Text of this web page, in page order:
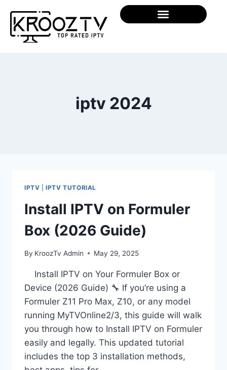
iptv 2024
IPTV |IPTV TUTORIAL
Install IPTV on Formuler
Box (2026 Guide)
By KroozTv Admin May 29, 2025
Install IPTV on Your Formuler Box or
Device (2026 Guide) 🔧 If you’re using a
Formuler Z11 Pro Max, Z10, or any model
running MyTVOnline2/3, this guide will walk
you through how to Install IPTV on Formuler
easily and legally. This updated tutorial
includes the top 3 installation methods,